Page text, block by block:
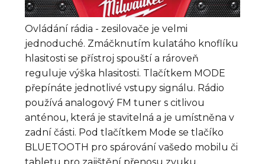
Ovládání rádia - zesilovače je velmi
jednoduché. Zmáčknutím kulatáho knoflíku
hlasitosti se přístroj spouští a rároveň
reguluje výška hlasitosti. Tlačítkem MODE
přepínáte jednotlivé vstupy signálu. Rádio
používá analogový FM tuner s citlivou
anténou, která je stavitelná a je umístněna v
zadní části. Pod tlačítkem Mode se tlačíko
BLUETOOTH pro spárování vašedo mobilu či